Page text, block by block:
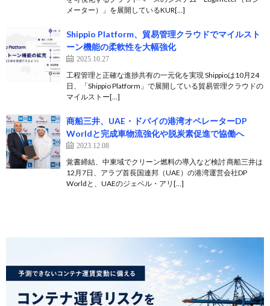
メーター）」を展開しているKUR[…]
Shippio Platform、貿易管理クラウドでマイルスト
ーン機能の柔軟性を大幅強化
2025.10.27
工程管理と正確な進捗共有の一元化を実現 Shippioは10月24
日、「Shippio Platform」で展開している貿易管理クラウドの
マイルストー[…]
商船三井、UAE・ドバイの港湾オペレーターDP
Worldと完成車物流強化や脱炭素促進で協働へ
2023.12.08
覚書締結、中東域でクリーン燃料の導入など検討 商船三井は
12月7日、アラブ首長国連邦（UAE）の港湾運営会社DP
Worldと、UAEのジェベル・アリ[…]